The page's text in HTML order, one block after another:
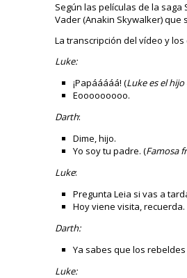
Según las películas de la
Vader (Anakin Skywalker)
La transcripción del vídeo y
Luke:
¡Papááááá! (Luke es el
Eooooooooo.
Darth:
Dime, hijo.
Yo soy tu padre. (Famosa
Luke:
Pregunta Leia si vas a
Hoy viene visita, recuerda.
Darth:
Ya sabes que los
Luke: